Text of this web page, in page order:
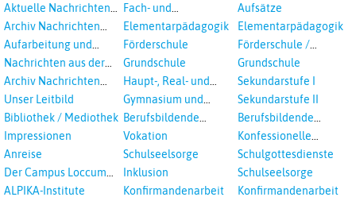
Aktuelle Nachrichten
aus dem RPI
Archiv Nachrichten
aus dem RPI ab 2018
Aufarbeitung und
Prävention
Landeskirche und EKD
Nachrichten aus der
Landeskirche
Archiv Nachrichten
aus der Landeskirche
Unser Leitbild
Bibliothek / Mediothek
Impressionen
Anreise
Der Campus Loccum
und Loccumer
ALPIKA-Institute
Fach- und
Studientagungen
Elementarpädagogik
Förderschule
Grundschule
Haupt-, Real- und
Oberschule
Gymnasium und
Gesamtschule
Berufsbildende
Schulen
Vokation
Schulseelsorge
Inklusion
Konfirmandenarbeit
Aufsätze
Elementarpädagogik
Förderschule /
Inklusion
Grundschule
Sekundarstufe I
Sekundarstufe II
Berufsbildende
Schulen
Konfessionelle
Kooperation
Schulgottesdienste
Schulseelsorge
Konfirmandenarbeit